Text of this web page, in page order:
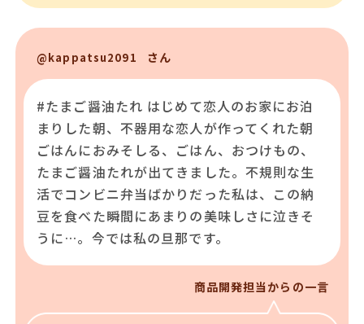
@kappatsu2091 さん
#たまご醤油たれ はじめて恋人のお家にお泊
まりした朝、不器用な恋人が作ってくれた朝
ごはんにおみそしる、ごはん、おつけもの、
たまご醤油たれが出てきました。不規則な生
活でコンビニ弁当ばかりだった私は、この納
豆を食べた瞬間にあまりの美味しさに泣きそ
うに…。今では私の旦那です。
商品開発担当からの一言